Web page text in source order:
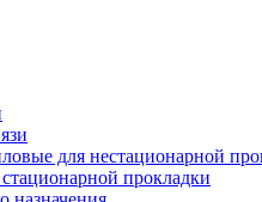
для нестационарной
прокладки